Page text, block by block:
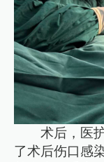
术后，医
了术后伤口感